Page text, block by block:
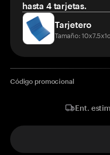
hasta 4 tarjetas.
Tarjetero
Tamaño:
Código promocional
Ent.